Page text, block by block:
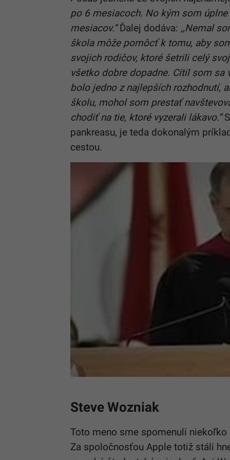
po 6 mesiacoch. No kým som
mesiacov.“Ďalej dodáva: ,,Nemal
škola môže pomôcť k tomu, aby
svojich rodičov, ktoré šetrili celý
všetko dobre dopadne. Cítil som sa
bolo jedno z najlepších rozhodnutí,
školu, mohol som prestať
chodiť na tie, ktoré vyzerali lákavo.“
pankreasu, je teda dokonalým
cestou.
Steve Wozniak
Toto meno sme spomenuli
Za spoločnosťou Apple totiž stáli